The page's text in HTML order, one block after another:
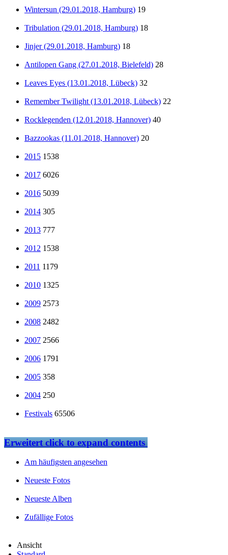
Wintersun (29.01.2018, Hamburg) 19
Tribulation (29.01.2018, Hamburg) 18
Jinjer (29.01.2018, Hamburg) 18
Antilopen Gang (27.01.2018, Bielefeld) 28
Leaves Eyes (13.01.2018, Lübeck) 32
Remember Twilight (13.01.2018, Lübeck) 22
Rocklegenden (12.01.2018, Hannover) 40
Bazzookas (11.01.2018, Hannover) 20
2015 1538
2017 6026
2016 5039
2014 305
2013 777
2012 1538
2011 1179
2010 1325
2009 2573
2008 2482
2007 2566
2006 1791
2005 358
2004 250
Festivals 65506
Erweitertclick to expand contents
Am häufigsten angesehen
Neueste Fotos
Neueste Alben
Zufällige Fotos
Ansicht